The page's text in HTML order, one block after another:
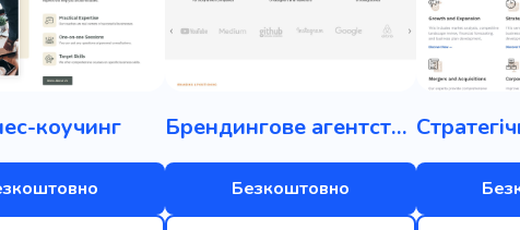
коучинг Брендингове агентство
Безкоштовно